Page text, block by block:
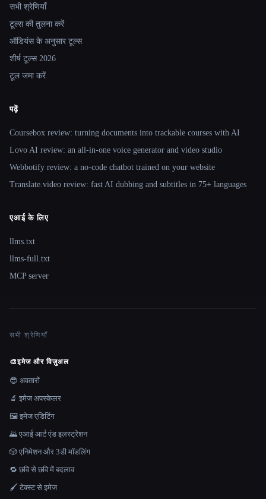
सभी श्रेणियाँ
टूल्स की तुलना करें
ऑडियंस के अनुसार टूल्स
शीर्ष टूल्स 2026
टूल जमा करें
पढ़ें
Coursebox review: turning documents into trackable courses with AI
Lovo AI review: an all-in-one voice generator and video studio
Webbotify review: a no-code chatbot trained on your website
Translate.video review: fast AI dubbing and subtitles in 75+ languages
एआई के लिए
llms.txt
llms-full.txt
MCP server
सभी श्रेणियाँ
🎨इमेज और विज़ुअल
😎 अवतारों
🔬 इमेज अपस्केलर
🖼️ इमेज एडिटिंग
🌄 एआई आर्ट एंड इलस्ट्रेशन
🎲 एनिमेशन और 3डी मॉडलिंग
🔁 छवि से छवि में बदलाव
🖌️ टेक्स्ट से इमेज